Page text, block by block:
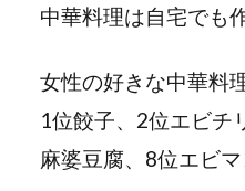
中華料理は自宅でも
女性の好きな中華料
1位餃子、2位エビチ
麻婆豆腐、8位エビ